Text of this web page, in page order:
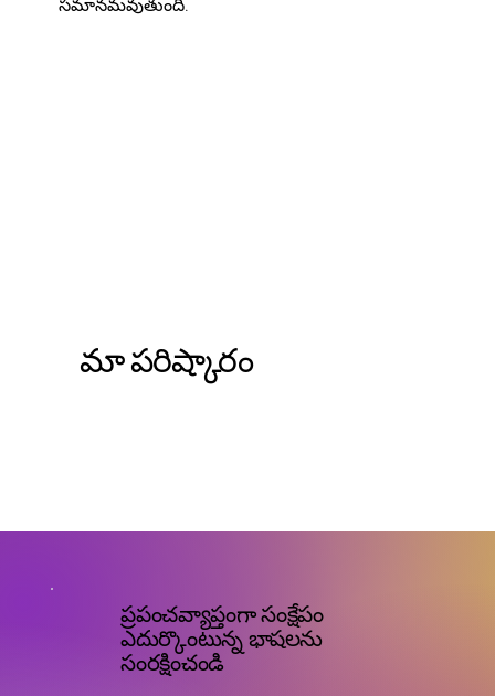
సమానమవుతుంది.
మా పరిష్కారం
ప్రపంచవ్యాప్తంగా సంక్షేపం
ఎదుర్కొంటున్న భాషలను
సంరక్షించండి